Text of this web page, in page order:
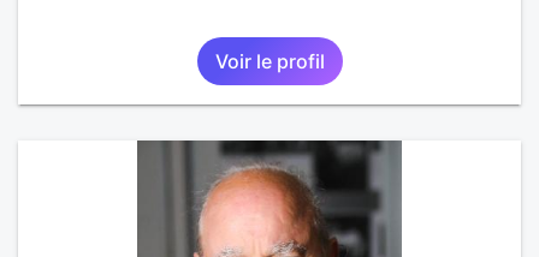
Voir le profil